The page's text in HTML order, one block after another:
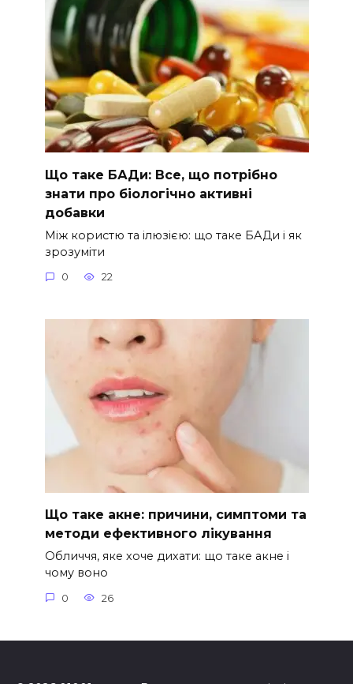
Що таке БАДи: Все, що потрібно
знати про біологічно активні
добавки
Між користю та ілюзією: що таке БАДи і як
зрозуміти
0 22
Що таке акне: причини, симптоми та
методи ефективного лікування
Обличчя, яке хоче дихати: що таке акне і
чому воно
0 26